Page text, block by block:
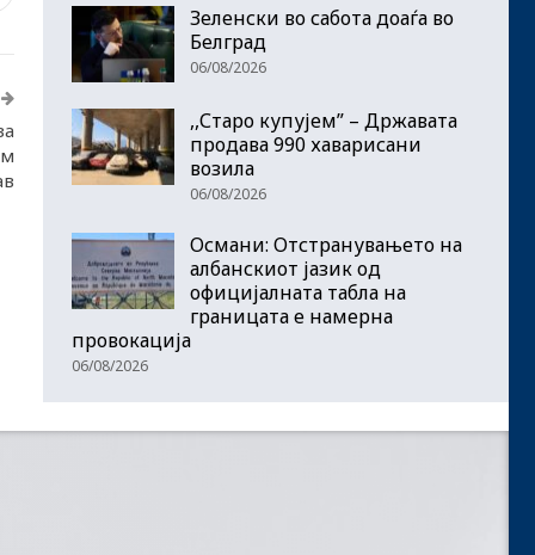
Зеленски во сабота доаѓа во
Белград
06/08/2026
,,Старо купујем” – Државата
продава 990 хаварисани
возила
06/08/2026
Османи: Отстранувањето на
албанскиот јазик од
официјалната табла на
границата е намерна
провокација
06/08/2026